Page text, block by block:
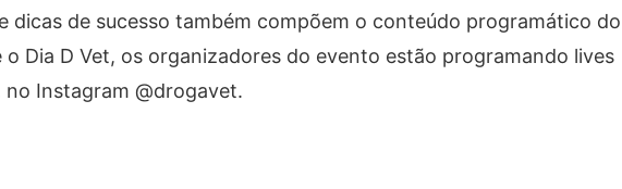
dicas de sucesso também compõem o conteúdo programático do
Dia D Vet, os organizadores do evento estão programando lives
no Instagram @drogavet.